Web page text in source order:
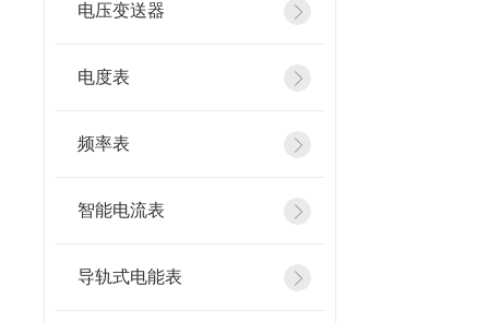
电压变送器
电度表
频率表
智能电流表
导轨式电能表